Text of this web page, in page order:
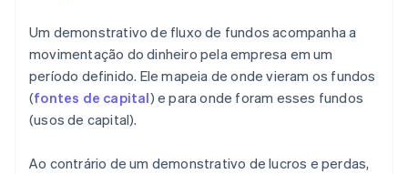
Um demonstrativo de fluxo de fundos acompanha a
movimentação do dinheiro pela empresa em um
período definido. Ele mapeia de onde vieram os fundos
(fontes de capital) e para onde foram esses fundos
(usos de capital).
Ao contrário de um demonstrativo de lucros e perdas,